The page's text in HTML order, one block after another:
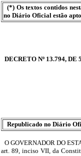
(*) Os textos contidos
no Diário Oficial estão
DECRETO Nº 13.794, DE
Republicado no Diário
O GOVERNADOR DO
art. 89, inciso VII, da